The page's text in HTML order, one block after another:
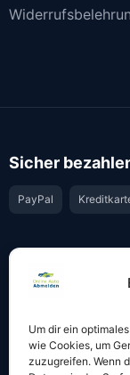
Um dir ein
wie Cookies, um
zuzugreifen. Wenn
Sicher
PayPal
Bestätigung per E-Mail